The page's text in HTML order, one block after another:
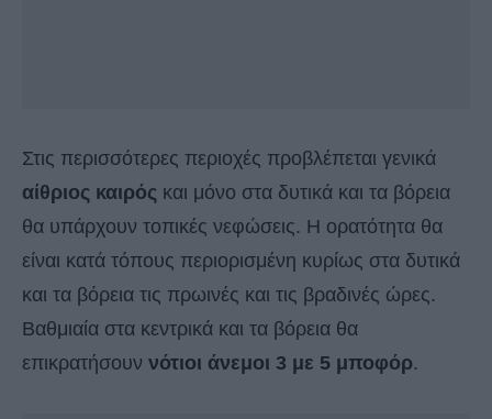
Στις περισσότερες περιοχές προβλέπεται γενικά
αίθριος καιρός και μόνο στα δυτικά και τα βόρεια
θα υπάρχουν τοπικές νεφώσεις. Η ορατότητα θα
είναι κατά τόπους περιορισμένη κυρίως στα δυτικά
και τα βόρεια τις πρωινές και τις βραδινές ώρες.
Βαθμιαία στα κεντρικά και τα βόρεια θα
επικρατήσουν νότιοι άνεμοι 3 με 5 μποφόρ.